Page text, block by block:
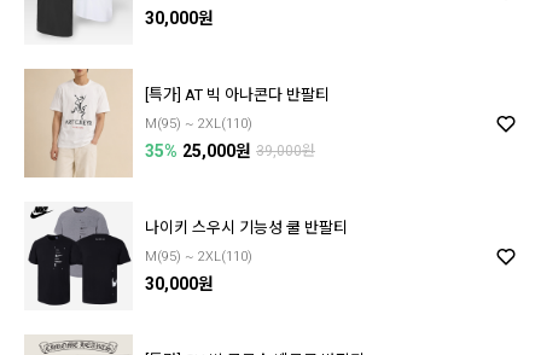
30,000원
[특가] AT 빅 아나콘다 반팔티
M(95) ~ 2XL(110)
35% 25,000원 39,000원
나이키 스우시 기능성 쿨 반팔티
M(95) ~ 2XL(110)
30,000원